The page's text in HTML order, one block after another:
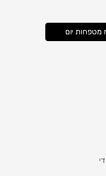
מטפחות יום